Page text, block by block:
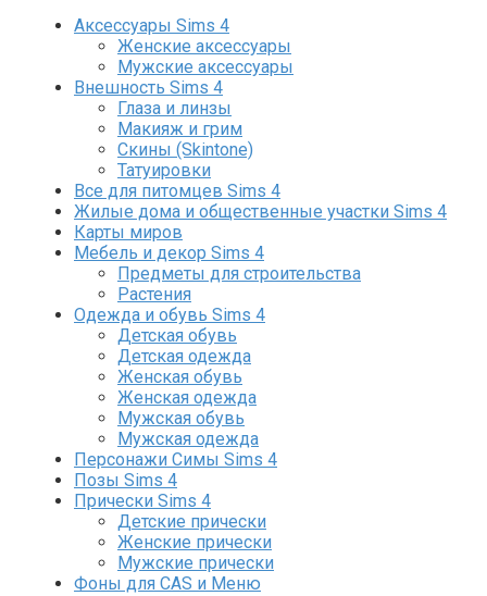
Аксессуары Sims 4
Женские аксессуары
Мужские аксессуары
Внешность Sims 4
Глаза и линзы
Макияж и грим
Скины (Skintone)
Татуировки
Все для питомцев Sims 4
Жилые дома и общественные участки Sims 4
Карты миров
Мебель и декор Sims 4
Предметы для строительства
Растения
Одежда и обувь Sims 4
Детская обувь
Детская одежда
Женская обувь
Женская одежда
Мужская обувь
Мужская одежда
Персонажи Симы Sims 4
Позы Sims 4
Прически Sims 4
Детские прически
Женские прически
Мужские прически
Фоны для CAS и Меню